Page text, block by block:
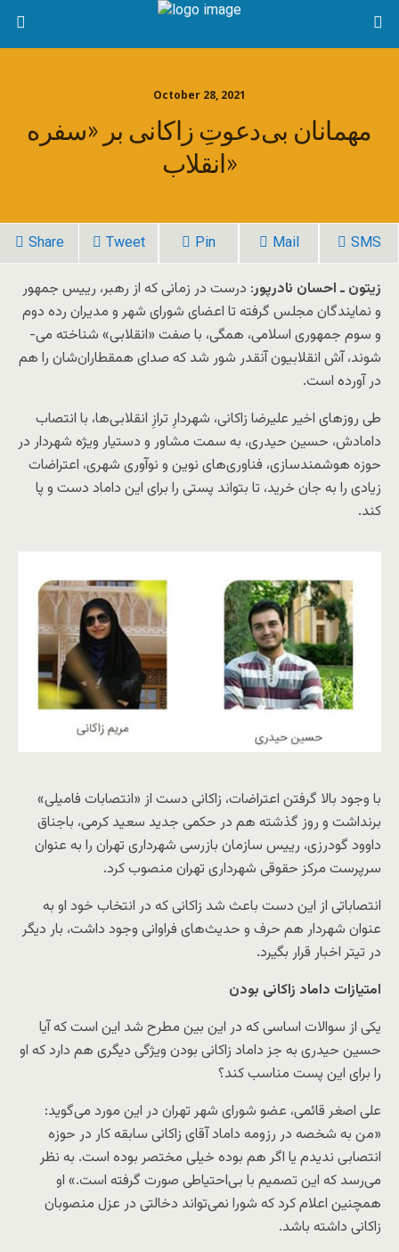
October 28, 2021
مهمانان بی‌دعوتِ زاکانی بر «سفره
انقلاب»
Share Tweet Pin Mail SMS
زیتون ـ احسان نادرپور: درست در زمانی که از رهبر، رییس جمهور
و نمایندگان مجلس گرفته تا اعضای شورای شهر و مدیران رده دوم
و سوم جمهوری اسلامی، همگی، با صفت «انقلابی» شناخته می‌­
شوند، آش انقلابیون آن­قدر شور شد که صدای همقطاران‌شان را هم
در آورده است.
طی روزهای اخیر علیرضا زاکانی، شهردارِ ترازِ انقلابی‌ها، با انتصاب
دامادش، حسین حیدری، به سمت مشاور و دستیار ویژه شهردار در
حوزه هوشمندسازی، فناوری‌های نوین و نوآوری شهری، اعتراضات
زیادی را به جان خرید، تا بتواند پستی را برای این داماد دست و پا
کند.
با وجود بالا گرفتن اعتراضات، زاکانی دست از «انتصابات فامیلی»
برنداشت و روز گذشته هم در حکمی جدید سعید کرمی، باجناق
داوود گودرزی، رییس سازمان بازرسی شهرداری تهران را به عنوان
سرپرست مرکز حقوقی شهرداری تهران منصوب کرد.
انتصاباتی از این دست باعث شد زاکانی که در انتخاب خود او به
عنوان شهردار هم حرف و حدیث‌های فراوانی وجود داشت، بار دیگر
در تیتر اخبار قرار بگیرد.
امتیازات داماد زاکانی بودن
یکی از سوالات اساسی که در این بین مطرح شد این است که آیا
حسین حیدری به جز داماد زاکانی بودن ویژگی دیگری هم دارد که او
را برای این پست مناسب کند؟
علی اصغر قائمی، عضو شورای شهر تهران در این مورد می­‌گوید:
«من به شخصه در رزومه داماد آقای زاکانی سابقه کار در حوزه
انتصابی ندیدم یا اگر هم بوده خیلی مختصر بوده است. به نظر
می‌رسد که این تصمیم با بی‌احتیاطی صورت گرفته است.» او
همچنین اعلام کرد که شورا نمی­‌تواند دخالتی در عزل منصوبان
زاکانی داشته باشد.